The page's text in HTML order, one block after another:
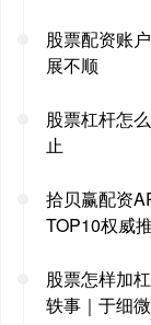
股票配资账
展不顺
股票杠杆怎
止
拾贝赢配资
TOP10权威
股票怎样加
轶事｜于细